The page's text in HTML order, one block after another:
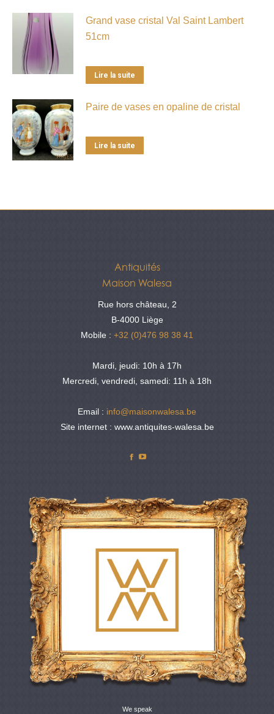
Grand vase cristal Val Saint Lambert
51cm
Lire la suite
Paire de vases en opaline de cristal
Lire la suite
Antiquités
Maison Walesa
Rue hors château, 2
B-4000 Liège
Mobile : +32 (0)476 98 38 41
Mardi, jeudi: 10h à 17h
Mercredi, vendredi, samedi: 11h à 18h
Email : info@maisonwalesa.be
Site internet : www.antiquites-walesa.be
Facebook
We speak